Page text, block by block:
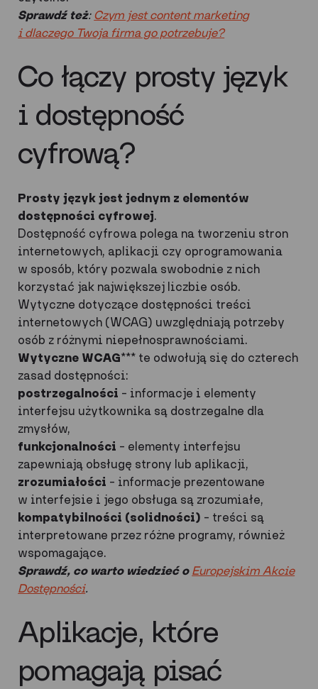
Sprawdź też: Czym jest content marketing
i dlaczego Twoja firma go potrzebuje?
Co łączy prosty język
i dostępność
cyfrową?
Prosty język jest jednym z elementów
dostępności cyfrowej.
Dostępność cyfrowa polega na tworzeniu stron
internetowych, aplikacji czy oprogramowania
w sposób, który pozwala swobodnie z nich
korzystać jak największej liczbie osób.
Wytyczne dotyczące dostępności treści
internetowych (WCAG) uwzględniają potrzeby
osób z różnymi niepełnosprawnościami.
Wytyczne WCAG*** te odwołują się do czterech
zasad dostępności:
postrzegalności – informacje i elementy
interfejsu użytkownika są dostrzegalne dla
zmysłów,
funkcjonalności – elementy interfejsu
zapewniają obsługę strony lub aplikacji,
zrozumiałości – informacje prezentowane
w interfejsie i jego obsługa są zrozumiałe,
kompatybilności (solidności) – treści są
interpretowane przez różne programy, również
wspomagające.
Sprawdź, co warto wiedzieć o Europejskim Akcie
Dostępności.
Aplikacje, które
pomagają pisać